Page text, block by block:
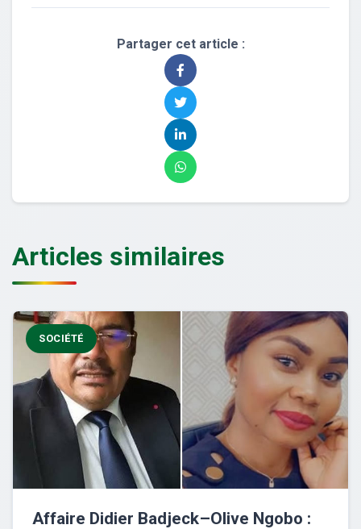
Partager cet article :
Articles similaires
SOCIÉTÉ
Affaire Didier Badjeck–Olive Ngobo :